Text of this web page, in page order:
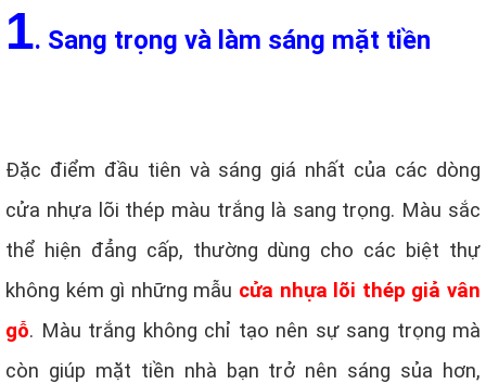
1. Sang trọng và làm sáng mặt tiền
Đặc điểm đầu tiên và sáng giá nhất của các dòng
cửa nhựa lõi thép màu trắng là sang trọng. Màu sắc
thể hiện đẳng cấp, thường dùng cho các biệt thự
không kém gì những mẫu cửa nhựa lõi thép giả vân
gỗ. Màu trắng không chỉ tạo nên sự sang trọng mà
còn giúp mặt tiền nhà bạn trở nên sáng sủa hơn,